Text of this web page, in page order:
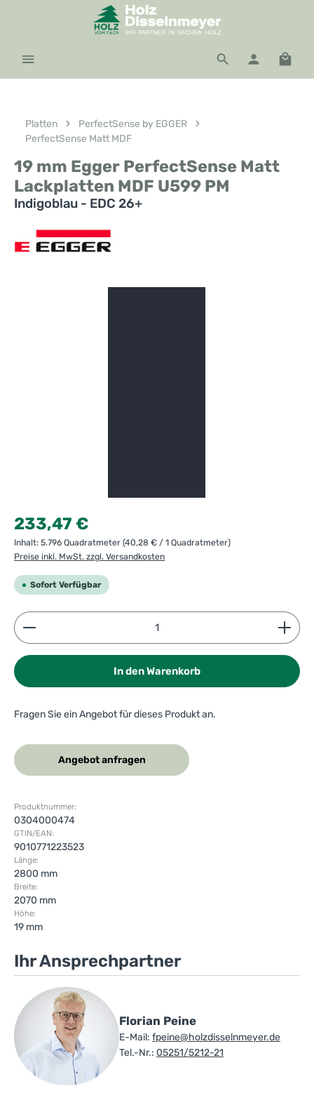
Zum Hauptinhalt springen
Platten
PerfectSense by EGGER
PerfectSense Matt MDF
19 mm Egger PerfectSense Matt
Lackplatten MDF U599 PM
Indigoblau - EDC 26+
Regulärer Preis:
233,47 €
Inhalt: 5.796 Quadratmeter (40,28 € / 1 Quadratmeter)
Preise inkl. MwSt. zzgl. Versandkosten
Sofort Verfügbar
Produkt Anzahl: Gib den gewünschten Wert ein
In den Warenkorb
Fragen Sie ein Angebot für dieses Produkt an.
Angebot anfragen
Produktnummer:
0304000474
GTIN/EAN:
9010771223523
Länge:
2800 mm
Breite:
2070 mm
Höhe:
19 mm
Ihr Ansprechpartner
Florian Peine
E-Mail: fpeine@holzdisselnmeyer.de
Tel.-Nr.: 05251/5212-21